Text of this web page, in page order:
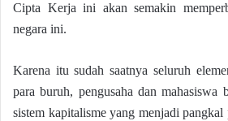
Cipta Kerja ini akan semakin
negara ini.
Karena itu sudah saatnya seluruh
para buruh, pengusaha dan mahasiswa
sistem kapitalisme yang menjadi